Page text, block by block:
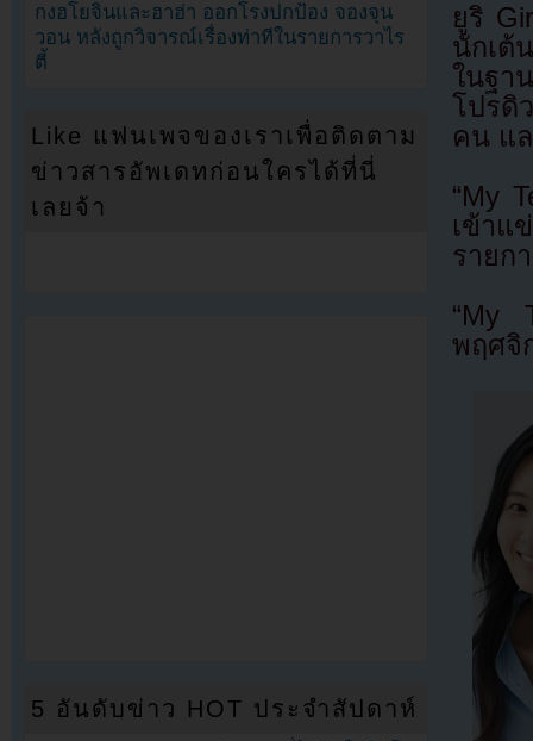
ยูริ
นักเต้
ในฐา
โปรดิ
คน แ
“My
เข้าแ
รายก
“My
พฤศจิ
กงฮโยจินและฮาฮ่า ออกโรงปกป้อง จองจุน
วอน หลังถูกวิจารณ์เรื่องท่าทีในรายการวาไร
ตี้
Like แฟนเพจของเราเพื่อติดตาม
ข่าวสารอัพเดทก่อนใครได้ที่นี่
เลยจ้า
5 อันดับข่าว HOT ประจำสัปดาห์